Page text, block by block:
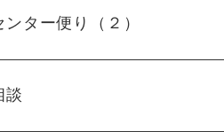
ター便り（２）
談